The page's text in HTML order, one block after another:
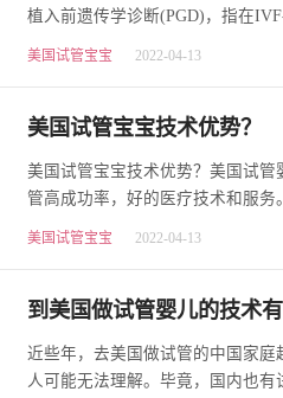
植入前遗传学诊断(PGD)，指在
前，取胚胎的遗传物质进行分析，
美国试管宝宝 2022-04-13
美国试管宝宝技术优势？
美国试管宝宝技术优势？美国试管
管高成功率，好的医疗技术和服务
试管婴儿的诞生以来，全球已经有
美国试管宝宝 2022-04-13
到美国做试管婴儿的技术
近些年，去美国做试管的中国家庭
人可能无法理解。毕竟，国内也有